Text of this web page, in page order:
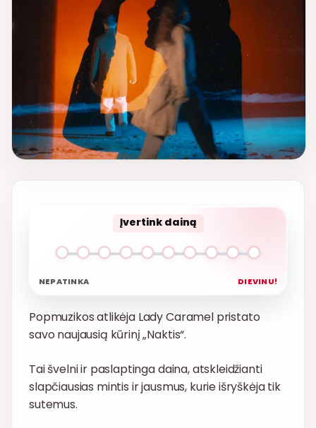
Įvertink dainą
NEPATINKA DIEVINU!
Popmuzikos atlikėja Lady Caramel pristato
savo naujausią kūrinį „Naktis“.
Tai švelni ir paslaptinga daina, atskleidžianti
slapčiausias mintis ir jausmus, kurie išryškėja tik
sutemus.